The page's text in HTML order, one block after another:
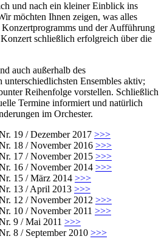
und nach ein kleiner Einblick ins
möchten Ihnen zeigen, was alles
und der Aufführung
Konzert schließlich erfolgreich über die
auch außerhalb des
unterschiedlichsten Ensembles aktiv;
Reihenfolge vorstellen. Schließlich
Termine informiert und natürlich
im Orchester.
19 / Dezember 2017 >>>
18 / November 2016 >>>
17 / November 2015 >>>
16 / November 2014 >>>
15 / März 2014 >>>
13 / April 2013 >>>
12 / November 2012 >>>
10 / November 2011 >>>
9 / Mai 2011 >>>
8 / September 2010 >>>